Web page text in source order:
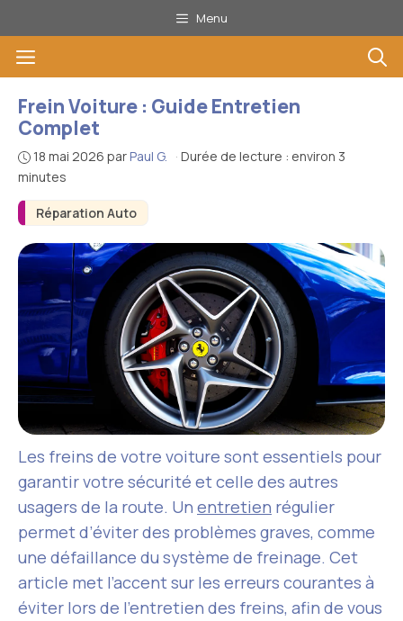
au
contenu
Menu
Menu
Réparation Auto
Frein Voiture : Guide Entretien
Complet
18 mai 2026 par Paul G. · Durée de lecture : environ 3
minutes
Les freins de votre voiture sont essentiels pour
garantir votre sécurité et celle des autres
usagers de la route. Un entretien régulier
permet d’éviter des problèmes graves, comme
une défaillance du système de freinage. Cet
article met l’accent sur les erreurs courantes à
éviter lors de l’entretien des freins, afin de vous